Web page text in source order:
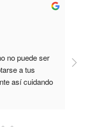
no puede ser
a tus
así cuidando